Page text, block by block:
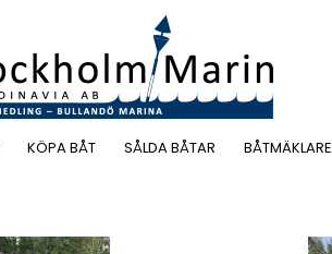
KÖPA BÅT SÅLDA BÅTAR BÅTMÄKLARE